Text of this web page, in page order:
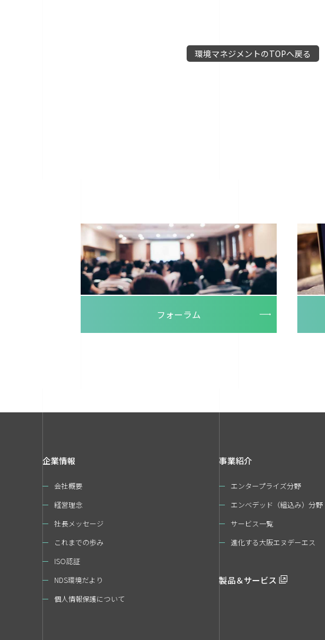
環境マネジメントのTOPへ戻る
フォーラム
企業情報
会社概要
経営理念
社長メッセージ
これまでの歩み
ISO認証
NDS環境だより
個人情報保護について
事業紹介
エンタープライズ分野
エンベデッド（組込み）分野
サービス一覧
進化する大阪エヌデーエス
製品＆サービス